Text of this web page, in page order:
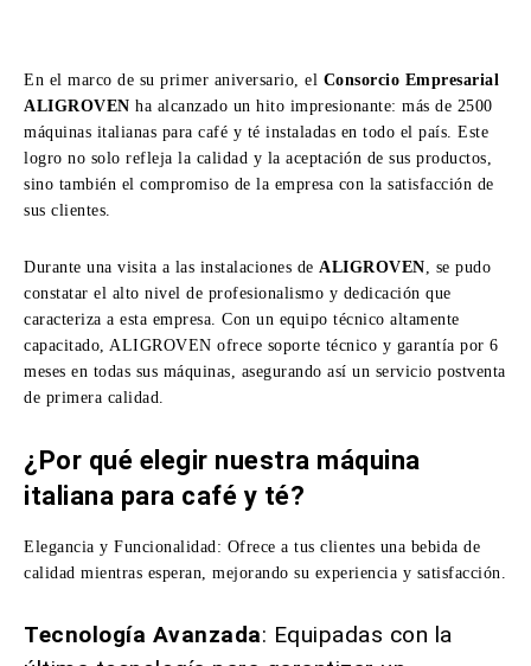
En el marco de su primer aniversario, el Consorcio Empresarial
ALIGROVEN ha alcanzado un hito impresionante: más de 2500
máquinas italianas para café y té instaladas en todo el país. Este
logro no solo refleja la calidad y la aceptación de sus productos,
sino también el compromiso de la empresa con la satisfacción de
sus clientes.
Durante una visita a las instalaciones de ALIGROVEN , se pudo
constatar el alto nivel de profesionalismo y dedicación que
caracteriza a esta empresa. Con un equipo técnico altamente
capacitado, ALIGROVEN ofrece soporte técnico y garantía por 6
meses en todas sus máquinas, asegurando así un servicio postventa
de primera calidad.
¿Por qué elegir nuestra máquina
italiana para café y té?
Elegancia y Funcionalidad: Ofrece a tus clientes una bebida de
calidad mientras esperan, mejorando su experiencia y satisfacción.
Tecnología Avanzada: Equipadas con la